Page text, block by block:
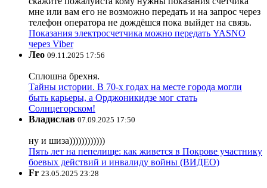
мне или вам его не возможно передать и на запрос через
телефон оператора не дождёшся пока выйдет на связь.
Показания электросчетчика можно передать YASNO
через Viber
Лео 09.11.2025 17:56
Сплошна брехня.
Тайны истории. В 70-х годах на месте города могли
быть карьеры, а Орджоникидзе мог стать
Солнцегорском!
Владислав 07.09.2025 17:50
ну и шиза))))))))))))
Пять лет на пепелище: как живется в Покрове участнику
боевых действий и инвалиду войны (ВИДЕО)
Fr 23.05.2025 23:28